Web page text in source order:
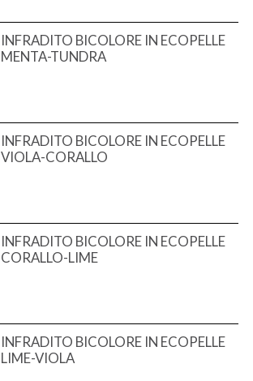
INFRADITO BICOLORE IN ECOPELLE
MENTA-TUNDRA
INFRADITO BICOLORE IN ECOPELLE
VIOLA-CORALLO
INFRADITO BICOLORE IN ECOPELLE
CORALLO-LIME
INFRADITO BICOLORE IN ECOPELLE
LIME-VIOLA